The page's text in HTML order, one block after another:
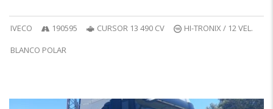
IVECO 190595 CURSOR 13 490 CV
HI-TRONIX / 12 VEL.
BLANCO POLAR